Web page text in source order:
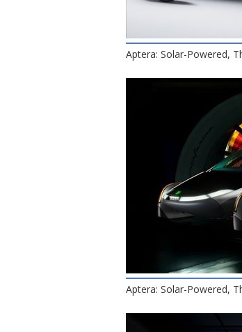
Aptera: Solar-Powered,
Aptera: Solar-Powered,